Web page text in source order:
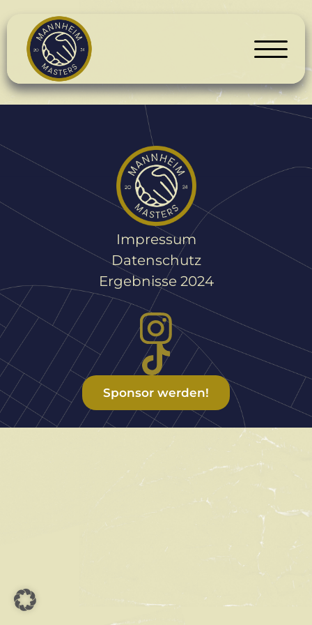
Impressum
Datenschutz
Ergebnisse 2024
Sponsor werden!